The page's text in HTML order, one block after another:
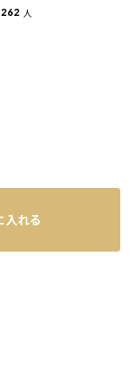
262 人
入れる